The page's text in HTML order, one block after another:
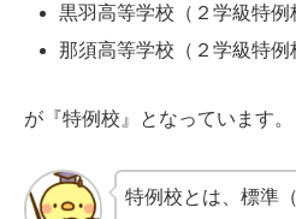
黒羽高等学校（２学級特例
那須高等学校（２学級特例
が『特例校』となっています。
特例校とは、標準